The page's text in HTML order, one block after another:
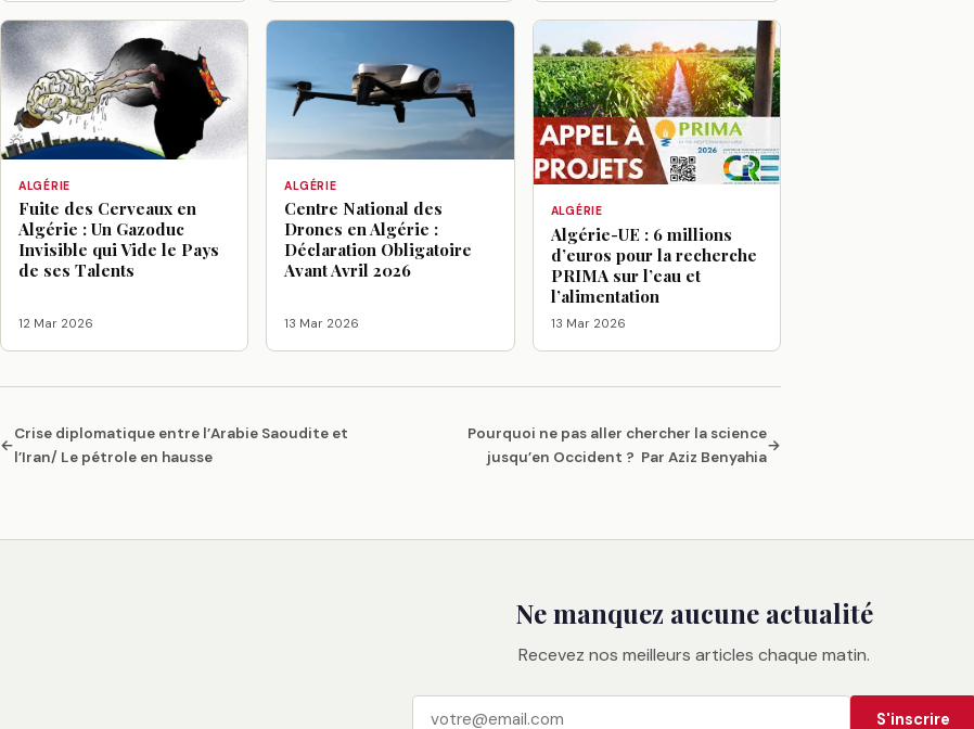
ALGÉRIE
Fuite des Cerveaux en
Algérie : Un Gazoduc
Invisible qui Vide le Pays
de ses Talents
12 Mar 2026
ALGÉRIE
Centre National des
Drones en Algérie :
Déclaration Obligatoire
Avant Avril 2026
13 Mar 2026
ALGÉRIE
Algérie-UE : 6 millions
d’euros pour la recherche
PRIMA sur l’eau et
l’alimentation
13 Mar 2026
←
Crise diplomatique entre l’Arabie Saoudite et
l’Iran/ Le pétrole en hausse
Pourquoi ne pas aller chercher la science
jusqu’en Occident ? Par Aziz Benyahia
→
Ne manquez aucune actualité
Recevez nos meilleurs articles chaque matin.
S'inscrire